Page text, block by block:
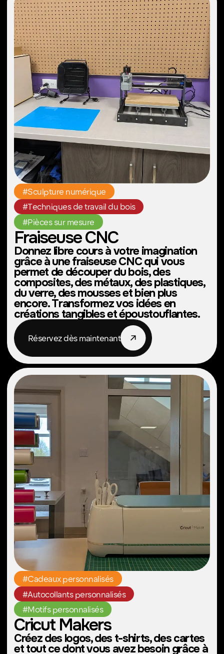
Réservez dès maintenant
#SnacksDeLongTerme
#LiofilisationDIY
#ConservationLongueDurée
Freeze Dryer
Vous prévoyez une randonnée ? Vous
vous intéressez à la science alimentaire ?
Venez tester différents types d'aliments !
Idéal pour :
Fruits et légumes Repas faits maison,
prêts à tout
moment
Collations pour
l'aventure
Bonbons lyophilisés
Collations saines pour
chiens
Réservez dès maintenant
#ConstructionDeCircuits
#TechnologiePratique
#BricolageÉlectronique
Matériel de soudure
Prêt à donner vie à des circuits et à
construire quelque chose
d'extraordinaire ? Avec du matériel de
soudure entre les mains, vous pouvez
réparer, créer et personnaliser dans un
environnement sûr.
Idéal pour :